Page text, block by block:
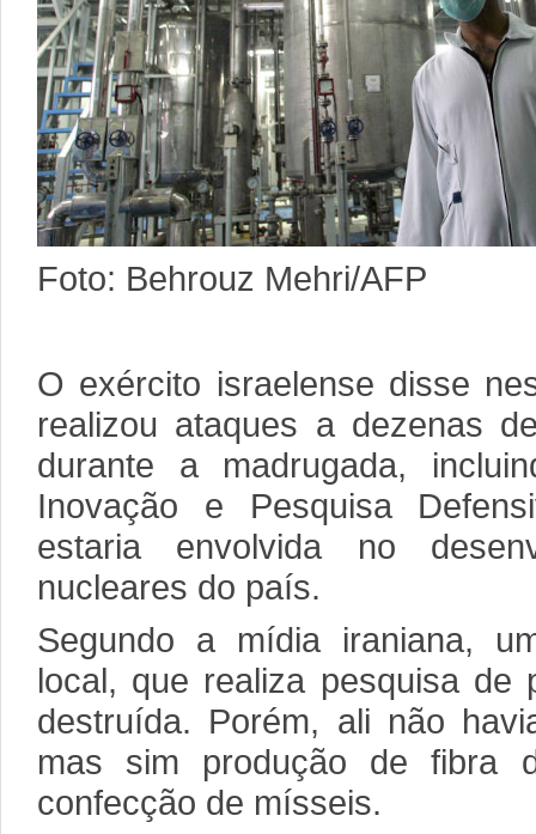
Foto: Behrouz Mehri/AFP
O exército israelense disse
realizou ataques a dezenas
durante a madrugada,
Inovação e Pesquisa
estaria envolvida no
nucleares do país.
Segundo a mídia iraniana,
local, que realiza pesquisa de
destruída. Porém, ali não
mas sim produção de fibra
confecção de mísseis.